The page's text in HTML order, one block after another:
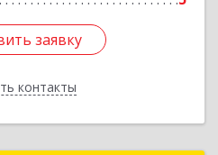
заявку
контакты
заявку